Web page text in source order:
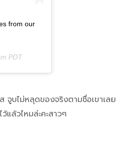
from our
PDT
บไม่หลุดของจริงตามชื่อเขาเลย
ล้วไหมล่ะคะสาวๆ